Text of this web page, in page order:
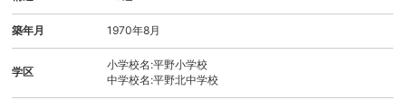
築年月 1970年8月
学区
小学校名:平野小学校
中学校名:平野北中学校